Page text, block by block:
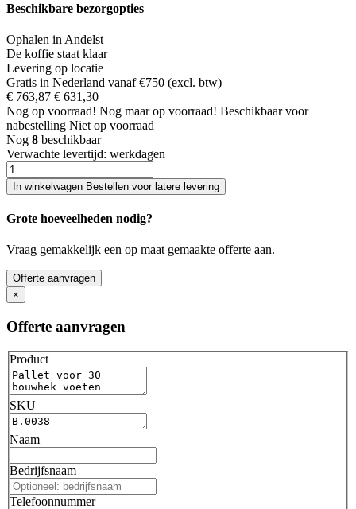
Beschikbare bezorgopties
Ophalen in Andelst
De koffie staat klaar
Levering op locatie
Gratis in Nederland vanaf €750 (excl. btw)
€ 763,87 € 631,30
Nog op voorraad! Nog maarop voorraad! Beschikbaar voor
nabestelling Niet op voorraad
Nog 8 beschikbaar
Verwachte levertijd: werkdagen
In winkelwagen Bestellen voor latere levering
Grote hoeveelheden nodig?
Vraag gemakkelijk een op maat gemaakte offerte aan.
Offerte aanvragen
×
Offerte aanvragen
Product
SKU
Naam
Bedrijfsnaam
Telefoonnummer